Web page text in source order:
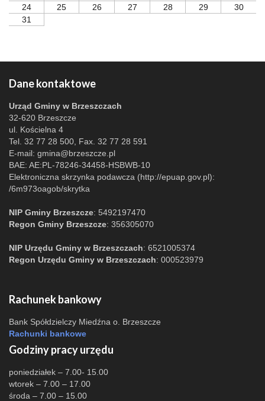
24
25 26 27 28 29
30
31
Dane kontaktowe
Urząd Gminy w Brzeszczach
32-620 Brzeszcze
ul. Kościelna 4
Tel. 32 77 28 500, Fax. 32 77 28 591
E-mail: gmina@brzeszcze.pl
BAE: AE:PL-78246-34458-HSBWB-10
Elektroniczna skrzynka podawcza (http://epuap.gov.pl):
/6m973oagob/skrytka
NIP Gminy Brzeszcze: 5492197470
Regon Gminy Brzeszcze: 356305070
NIP Urzędu Gminy w Brzeszczach: 6521005374
Regon Urzędu Gminy w Brzeszczach: 000523979
Rachunek bankowy
Bank Spółdzielczy Miedźna o. Brzeszcze
Rachunki bankowe
Godziny pracy urzędu
poniedziałek – 7.00- 15.00
wtorek – 7.00 – 17.00
środa – 7.00 – 15.00